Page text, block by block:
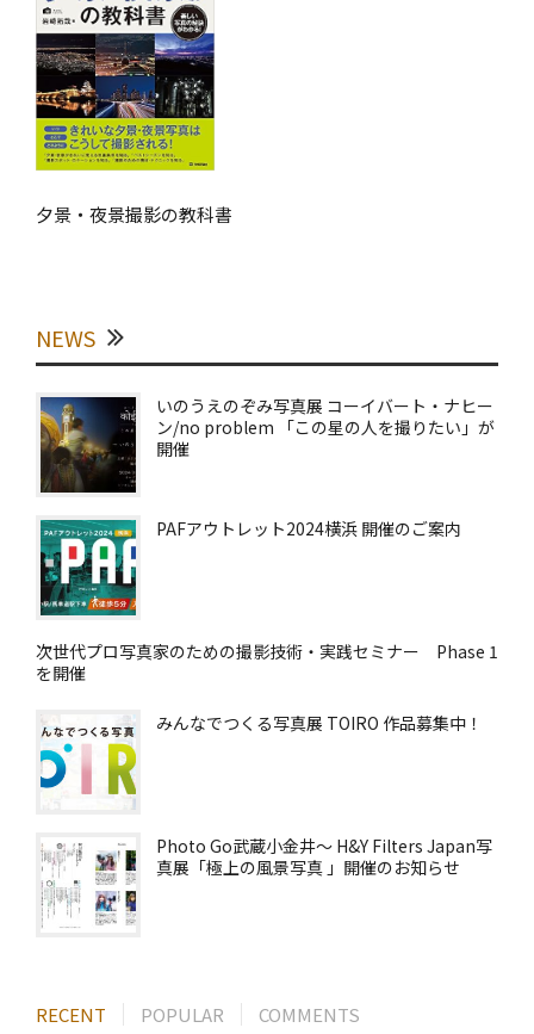
夕景・夜景撮影の教科書
NEWS
いのうえのぞみ写真展 コーイバート・ナヒー
ン/no problem 「この星の人を撮りたい」が
開催
PAFアウトレット2024横浜 開催のご案内
次世代プロ写真家のための撮影技術・実践セミナー Phase 1
を開催
みんなでつくる写真展 TOIRO 作品募集中！
Photo Go武蔵小金井～ H&Y Filters Japan写
真展「極上の風景写真 」開催のお知らせ
RECENT POPULAR COMMENTS